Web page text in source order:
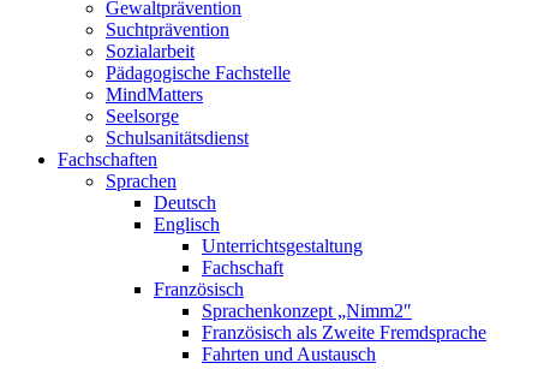
Gewaltprävention
Suchtprävention
Sozialarbeit
Pädagogische Fachstelle
MindMatters
Seelsorge
Schulsanitätsdienst
Fachschaften
Sprachen
Deutsch
Englisch
Unterrichtsgestaltung
Fachschaft
Französisch
Sprachenkonzept „Nimm2″
Französisch als Zweite Fremdsprache
Fahrten und Austausch